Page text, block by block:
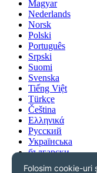
Magyar
Nederlands
Norsk
Polski
Português
Srpski
Suomi
Svenska
Tiếng Việt
Türkçe
Čeština
Ελληνικά
Русский
Українська
български
עִברִית